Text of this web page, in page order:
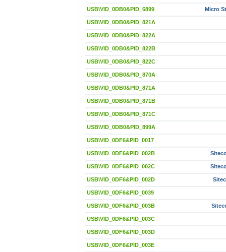
USB\VID_0DB0&PID_6899 Micro
USB\VID_0DB0&PID_821A
USB\VID_0DB0&PID_822A
USB\VID_0DB0&PID_822B
USB\VID_0DB0&PID_822C
USB\VID_0DB0&PID_870A
USB\VID_0DB0&PID_871A
USB\VID_0DB0&PID_871B
USB\VID_0DB0&PID_871C
USB\VID_0DB0&PID_899A
USB\VID_0DF6&PID_0017
USB\VID_0DF6&PID_002B
USB\VID_0DF6&PID_002C
USB\VID_0DF6&PID_002D
USB\VID_0DF6&PID_0039
USB\VID_0DF6&PID_003B
USB\VID_0DF6&PID_003C
USB\VID_0DF6&PID_003D
USB\VID_0DF6&PID_003E